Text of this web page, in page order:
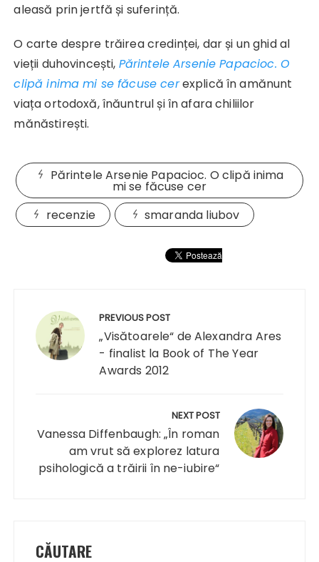
aleasă prin jertfă și suferință.
O carte despre trăirea credinței, dar și un ghid al
vieții duhovincești, Părintele Arsenie Papacioc. O
clipă inima mi se făcuse cerexplică în amănunt
viața ortodoxă, înăuntrul și în afara chiliilor
mănăstirești.
Părintele Arsenie Papacioc. O clipă inima
mi se făcuse cer
recenzie
smaranda liubov
articole
PREVIOUS POST
„Visătoarele“ de Alexandra Ares
- finalist la Book of The Year
Awards 2012
NEXT POST
Vanessa Diffenbaugh: „În roman
am vrut să explorez latura
psihologică a trăirii în ne-iubire“
CĂUTARE